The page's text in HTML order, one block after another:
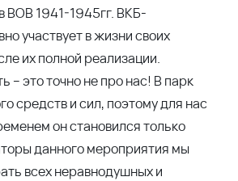
ВОВ 1941-1945гг. ВКБ-
участвует в жизни своих
их полной реализации.
– это точно не про нас! В парк
средств и сил, поэтому для нас
он становился только
данного мероприятия мы
всех неравнодушных и